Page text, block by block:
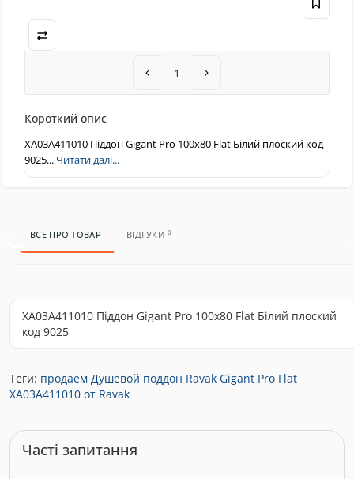
Короткий опис
XA03A411010 Піддон Gigant Pro 100x80 Flat Білий плоский код
9025... Читати далі...
ВСЕ ПРО ТОВАР ВІДГУКИ0
XA03A411010 Піддон Gigant Pro 100x80 Flat Білий плоский
код 9025
Теги: продаем Душевой поддон Ravak Gigant Pro Flat
XA03A411010 от Ravak
Часті запитання